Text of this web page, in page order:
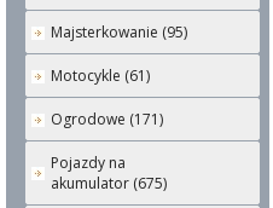
Majsterkowanie (95)
Motocykle (61)
Ogrodowe (171)
Pojazdy na
akumulator (675)